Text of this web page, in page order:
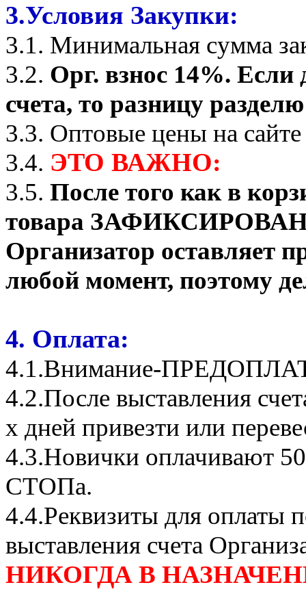
3.Условия Закупки:
3.1. Минимальная сумма
3.2. Орг. взнос 14%.
счета, то разницу
3.3. Оптовые цены на
3.4. ЭТО ВАЖНО:
3.5. После того как в
товара ЗАФИКСИРОВАНО
Организатор оставляет
любой момент, поэтому
4. Оплата:
4.1.Внимание-
4.2.После выставления
х дней привезти или
4.3.Новички оплачивают
СТОПа.
4.4.Реквизиты для оплаты
выставления счета
НИКОГДА В